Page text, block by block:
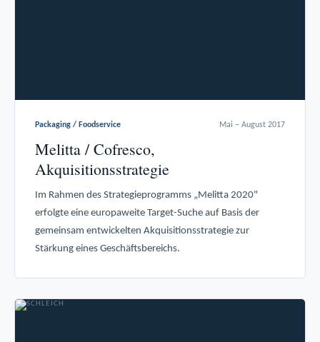
Packaging / Foodservice Mai – August 2017
Melitta / Cofresco,
Akquisitionsstrategie
Im Rahmen des Strategieprogramms „Melitta 2020"
erfolgte eine europaweite Target-Suche auf Basis der
gemeinsam entwickelten Akquisitionsstrategie zur
Stärkung eines Geschäftsbereichs.